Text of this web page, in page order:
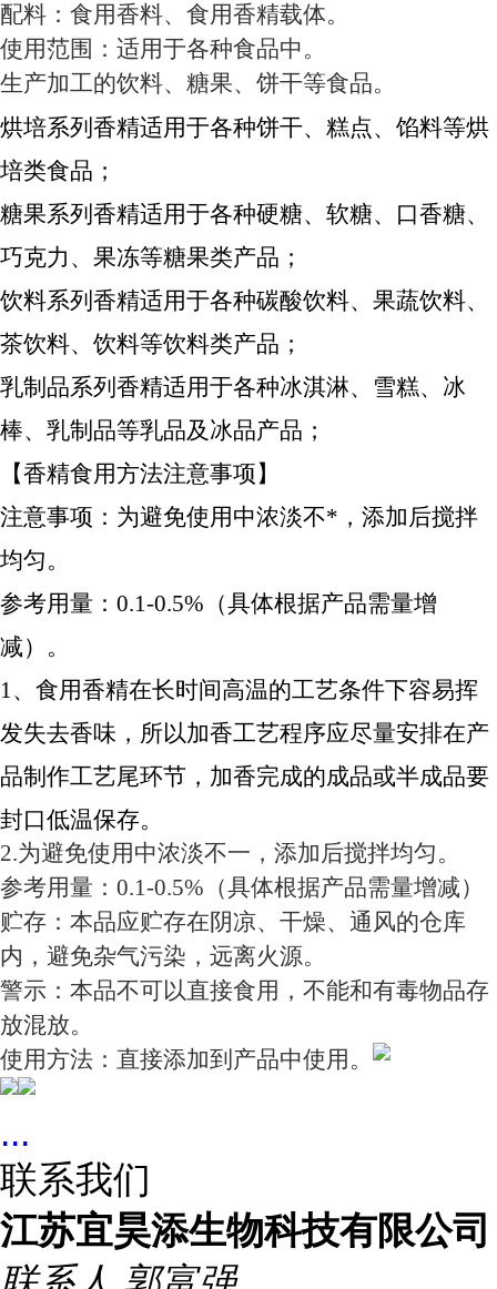
配料：食用香料、食用香精载体。
使用范围：适用于各种食品中。
生产加工的饮料、糖果、饼干等食品。
烘培系列香精适用于各种饼干、糕点、馅料等烘
培类食品；
糖果系列香精适用于各种硬糖、软糖、口香糖、
巧克力、果冻等糖果类产品；
饮料系列香精适用于各种碳酸饮料、果蔬饮料、
茶饮料、饮料等饮料类产品；
乳制品系列香精适用于各种冰淇淋、雪糕、冰
棒、乳制品等乳品及冰品产品；
【香精食用方法注意事项】
注意事项：为避免使用中浓淡不*，添加后搅拌
均匀。
参考用量：0.1-0.5%（具体根据产品需量增
减）。
1、食用香精在长时间高温的工艺条件下容易挥
发失去香味，所以加香工艺程序应尽量安排在产
品制作工艺尾环节，加香完成的成品或半成品要
封口低温保存。
2.为避免使用中浓淡不一，添加后搅拌均匀。
参考用量：0.1-0.5%（具体根据产品需量增减）
贮存：本品应贮存在阴凉、干燥、通风的仓库
内，避免杂气污染，远离火源。
警示：本品不可以直接食用，不能和有毒物品存
放混放。
使用方法：直接添加到产品中使用。
...
联系我们
江苏宜昊添生物科技有限公司